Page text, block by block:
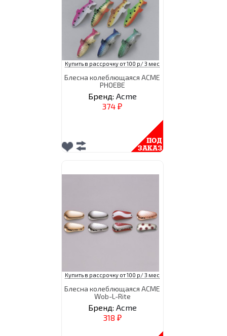
Купить в рассрочку от 100 р/ 3 мес
Блесна колеблющаяся ACME
PHOEBE
Бренд: Acme
374 ₽
Купить в рассрочку от 100 р/ 3 мес
Блесна колеблющаяся ACME
Wob-L-Rite
Бренд: Acme
318 ₽